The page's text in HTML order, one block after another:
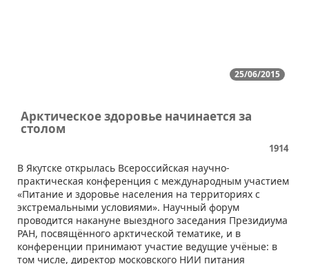
25/06/2015
Арктическое здоровье начинается за
столом
1914
​В Якутске открылась Всероссийская научно-
практическая конференция с международным участием
«Питание и здоровье населения на территориях с
экстремальными условиями». Научный форум
проводится накануне выездного заседания Президиума
РАН, посвящённого арктической тематике, и в
конференции принимают участие ведущие учёные: в
том числе, директор московского НИИ питания